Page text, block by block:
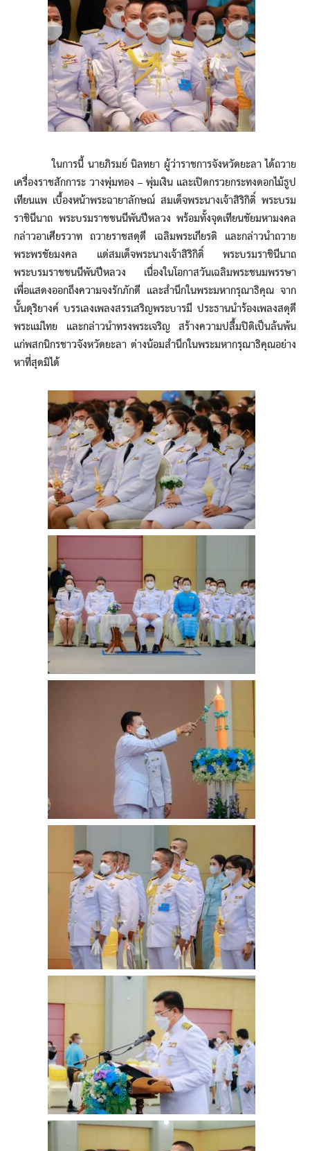
ในการนี้ นายภิรมย์ นิลทยา ผู้ว่าราชการจังหวัดยะลา ได้ถวาย
เครื่องราชสักการะ วางพุ่มทอง – พุ่มเงิน และเปิดกรวยกระทงดอกไม้ธูป
เทียนแพ เบื้องหน้าพระฉายาลักษณ์ สมเด็จพระนางเจ้าสิริกิติ์ พระบรม
ราชินีนาถ พระบรมราชชนนีพันปีหลวง พร้อมทั้งจุดเทียนชัยมหามงคล
กล่าวอาเศียรวาท ถวายราชสดุดี เฉลิมพระเกียรติ และกล่าวนำถวาย
พระพรชัยมงคล แด่สมเด็จพระนางเจ้าสิริกิติ์ พระบรมราชินีนาถ
พระบรมราชชนนีพันปีหลวง เนื่องในโอกาสวันเฉลิมพระชนมพรรษา
เพื่อแสดงออกถึงความจงรักภักดี และสำนึกในพระมหากรุณาธิคุณ จาก
นั้นดุริยางค์ บรรเลงเพลงสรรเสริญพระบารมี ประธานนำร้องเพลงสดุดี
พระแม่ไทย และกล่าวนำทรงพระเจริญ สร้างความปลื้มปิติเป็นล้นพ้น
แก่พสกนิกรชาวจังหวัดยะลา ต่างน้อมสำนึกในพระมหากรุณาธิคุณอย่าง
หาที่สุดมิได้